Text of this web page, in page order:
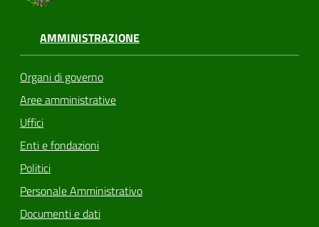
AMMINISTRAZIONE
Organi di governo
Aree amministrative
Uffici
Enti e fondazioni
Politici
Personale Amministrativo
Documenti e dati